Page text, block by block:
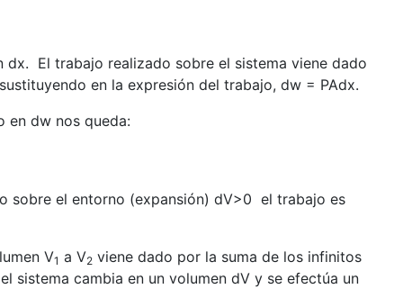
dx. El trabajo realizado sobre el sistema viene dado
en la expresión del trabajo, dw = PAdx.
en dw nos queda:
sobre el entorno (expansión) dV>0 el trabajo es
V1 a V2 viene dado por la suma de los infinitos
sistema cambia en un volumen dV y se efectúa un